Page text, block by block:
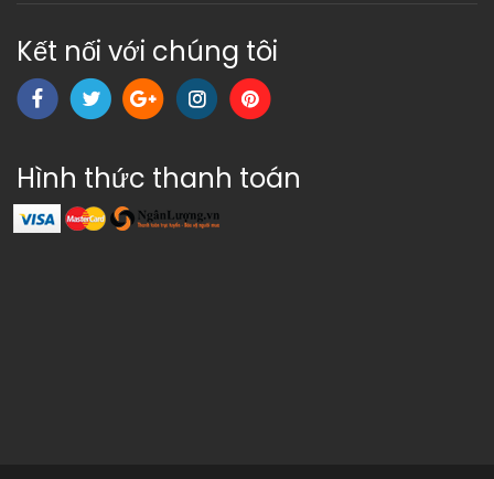
Kết nối với chúng tôi
Hình thức thanh toán